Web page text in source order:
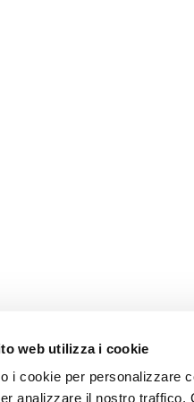
web utilizza i cookie
i cookie per personalizzare
analizzare il nostro